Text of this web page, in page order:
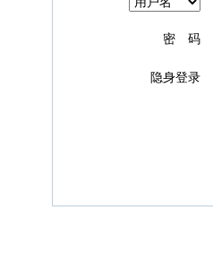
密 码
隐身登录